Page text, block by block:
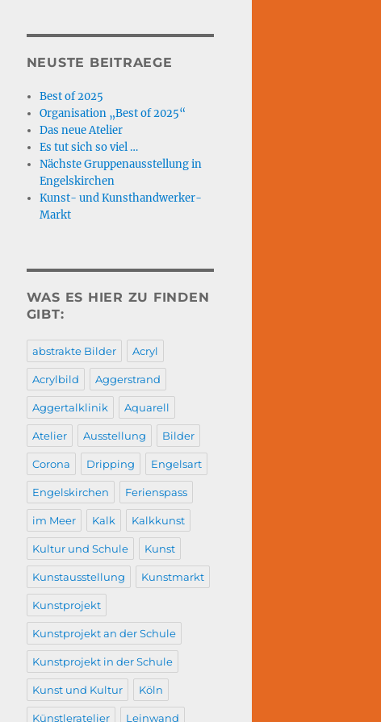
NEUSTE BEITRAEGE
Best of 2025
Organisation „Best of 2025“
Das neue Atelier
Es tut sich so viel …
Nächste Gruppenausstellung in
Engelskirchen
Kunst- und Kunsthandwerker-
Markt
WAS ES HIER ZU FINDEN
GIBT:
abstrakte Bilder Acryl
Acrylbild Aggerstrand
Aggertalklinik Aquarell
Atelier Ausstellung Bilder
Corona Dripping Engelsart
Engelskirchen Ferienspass
im Meer Kalk Kalkkunst
Kultur und Schule Kunst
Kunstausstellung Kunstmarkt
Kunstprojekt
Kunstprojekt an der Schule
Kunstprojekt in der Schule
Kunst und Kultur Köln
Künstleratelier Leinwand